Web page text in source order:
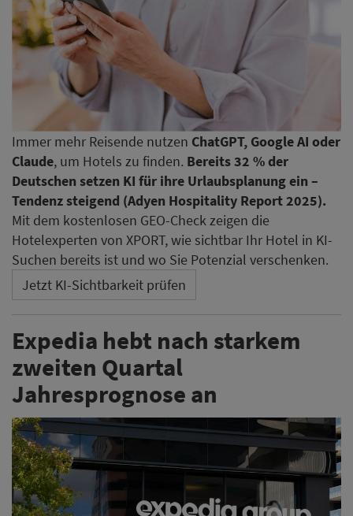
Immer mehr Reisende nutzen ChatGPT, Google AI oder
Claude, um Hotels zu finden. Bereits 32 % der
Deutschen setzen KI für ihre Urlaubsplanung ein –
Tendenz steigend (Adyen Hospitality Report 2025).
Mit dem kostenlosen GEO-Check zeigen die
Hotelexperten von XPORT, wie sichtbar Ihr Hotel in KI-
Suchen bereits ist und wo Sie Potenzial verschenken.
Jetzt KI-Sichtbarkeit prüfen
Expedia hebt nach starkem
zweiten Quartal
Jahresprognose an